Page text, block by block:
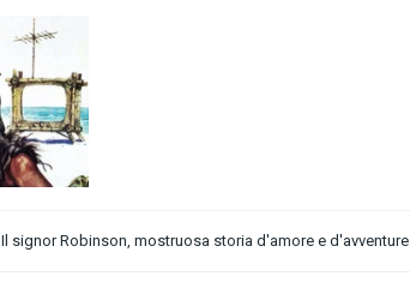
Il signor Robinson, mostruosa storia d'amore e d'avventure